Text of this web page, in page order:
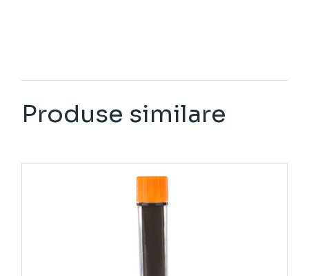
Produse similare